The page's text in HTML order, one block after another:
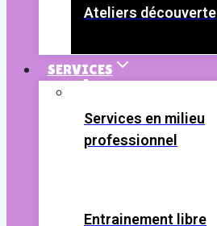
Ateliers découverte
SERVICES
Services en milieu
professionnel
Entrainement libre